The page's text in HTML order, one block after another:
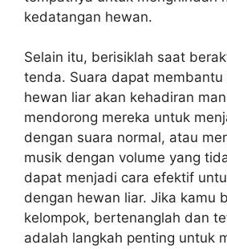
kedatangan hewan.
Selain itu, berisiklah saat
tenda. Suara dapat membantu
hewan liar akan kehadiran
mendorong mereka untuk
dengan suara normal, atau
musik dengan volume yang
dapat menjadi cara efektif
dengan hewan liar. Jika kamu
kelompok, bertenanglah dan
adalah langkah penting untuk